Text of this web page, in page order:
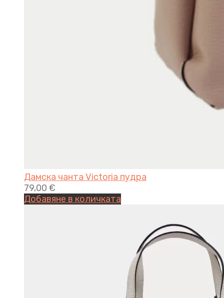
Дамска чанта Victoria пудра
79,00 €
Добавяне в количката